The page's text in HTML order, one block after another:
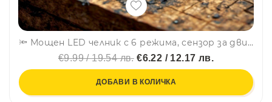
🔦 Мощен LED челник с 6 режима, сензор за движение и магнит за ползване като работна лампа, авариен режим-HX-T70S
€9.99 / 19.54 лв.€6.22 / 12.17 лв.
ДОБАВИ В КОЛИЧКА